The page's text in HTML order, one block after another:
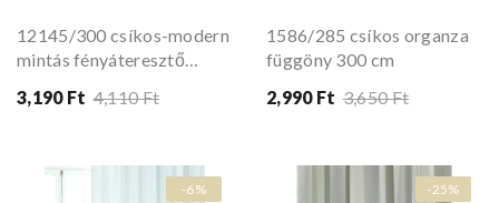
12145/300 csíkos-modern
mintás fényáteresztő
3,190 Ft 4,110 Ft
1586/285 csíkos organza
függöny 300 cm
2,990 Ft 3,650 Ft
-6% -25%